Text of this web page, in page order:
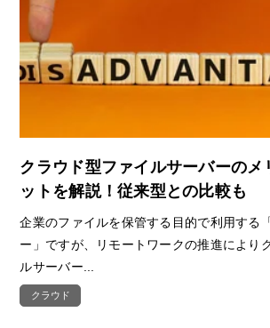
クラウド型ファイルサーバーのメ
ットを解説！従来型との比較も
企業のファイルを保管する目的で利用する
ー」ですが、リモートワークの推進により
ルサーバー...
クラウド